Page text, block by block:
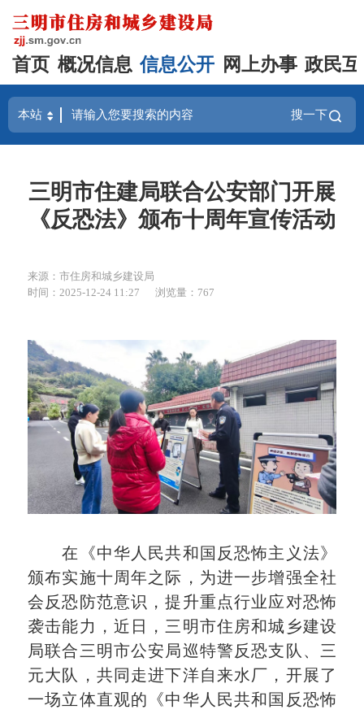
首页 概况信息 信息公开 网上办事 政民
搜一下
三明市住建局联合公安部门开展
《反恐法》颁布十周年宣传活动
来源：市住房和城乡建设局
时间：2025-12-24 11:27
浏览量：767
在《中华人民共和国反恐怖主义法》
颁布实施十周年之际，为进一步增强全社
会反恐防范意识，提升重点行业应对恐怖
袭击能力，近日，三明市住房和城乡建设
局联合三明市公安局巡特警反恐支队、三
元大队，共同走进下洋自来水厂，开展了
一场立体直观的《中华人民共和国 反恐怖